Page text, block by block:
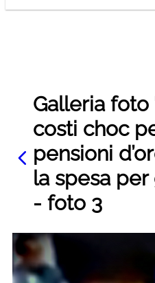
Galleria foto
costi choc
pensioni
la spesa
- foto 3